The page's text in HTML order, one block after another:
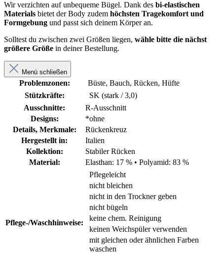
Wir verzichten auf unbequeme Bügel. Dank des bi-elastischen
Materials bietet der Body zudem höchsten Tragekomfort und
Formgebung und passt sich deinem Körper an.
Solltest du zwischen zwei Größen liegen, wähle bitte die nächst
größere Größe in deiner Bestellung.
Menü schließen
Problemzonen:
Büste, Bauch, Rücken, Hüfte
Stützkräfte:
SK (stark / 3,0)
Ausschnitte:
R-Ausschnitt
Designs:
*ohne
Details, Merkmale:
Rückenkreuz
Hergestellt in:
Italien
Kollektion:
Stabiler Rücken
Material:
Elasthan: 17 % • Polyamid: 83 %
Pflege-/Waschhinweise:
Pflegeleicht
nicht bleichen
nicht in den Trockner geben
nicht bügeln
keine chem. Reinigung
keinen Weichspüler verwenden
mit gleichen oder ähnlichen Farben
waschen